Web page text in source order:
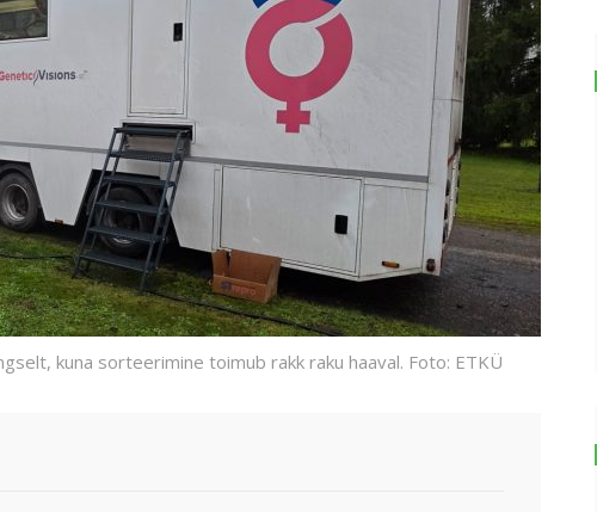
kuna sorteerimine toimub rakk raku haaval. Foto: ETKÜ